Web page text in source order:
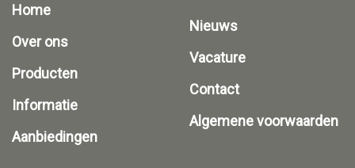
Home
Over ons
Producten
Informatie
Aanbiedingen
Nieuws
Vacature
Contact
Algemene voorwaarden